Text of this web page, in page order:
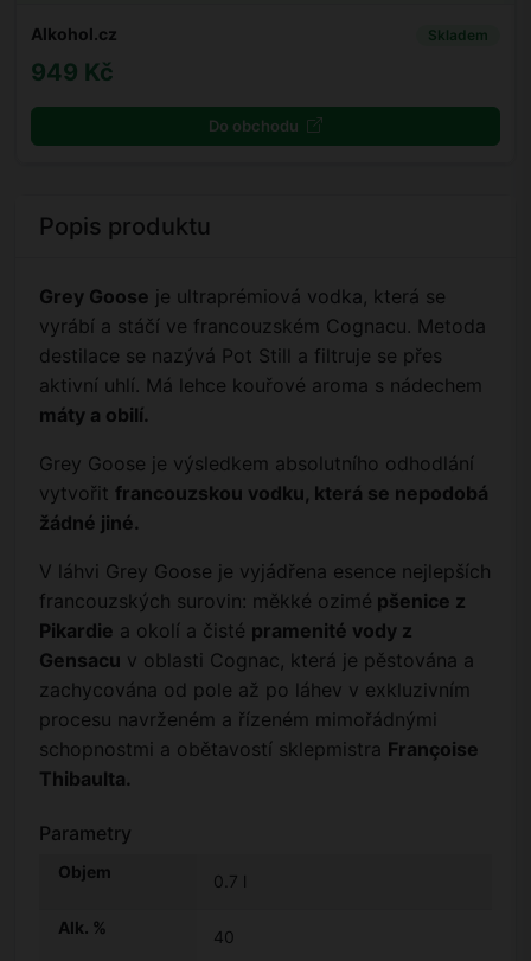
Alkohol.cz Skladem
949 Kč
Do obchodu
Popis produktu
Grey Goose je ultraprémiová vodka, která se
vyrábí a stáčí ve francouzském Cognacu. Metoda
destilace se nazývá Pot Still a filtruje se přes
aktivní uhlí. Má lehce kouřové aroma s nádechem
máty a obilí.
Grey Goose je výsledkem absolutního odhodlání
vytvořit francouzskou vodku, která se nepodobá
žádné jiné.
V láhvi Grey Goose je vyjádřena esence nejlepších
francouzských surovin: měkké ozimé pšenice z
Pikardie a okolí a čisté pramenité vody z
Gensacu v oblasti Cognac, která je pěstována a
zachycována od pole až po láhev v exkluzivním
procesu navrženém a řízeném mimořádnými
schopnostmi a obětavostí sklepmistra Françoise
Thibaulta.
Parametry
Objem 0.7 l
Alk. % 40